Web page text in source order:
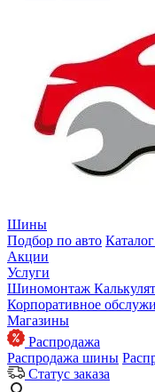
Шины
Подбор по авто
Акции
Услуги
Шиномонтаж
Корпоративное
Магазины
Распродажа
Распродажа шины
Статус заказа